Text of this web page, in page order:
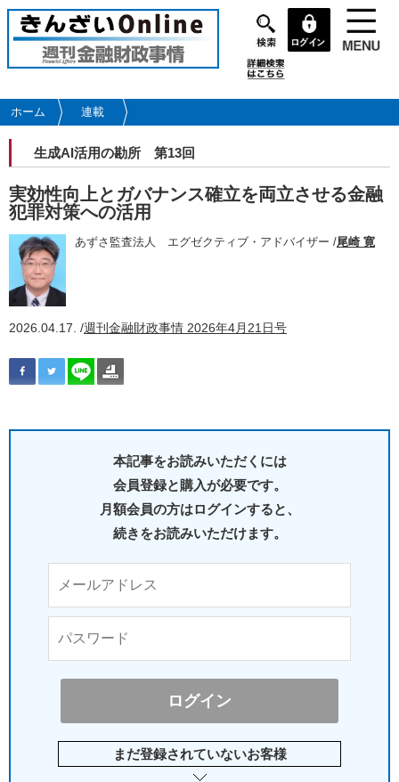
メ
イ
コ
ン
に
移
動
ホーム 連載
生成AI活用の勘所 第13回
実効性向上とガバナンス確立を両立させる金融
犯罪対策への活用
あずさ監査法人 エグゼクティブ・アドバイザー /尾崎 寛
2026.04.17. /週刊金融財政事情 2026年4月21日号
本記事をお読みいただくには
会員登録と購入が必要です。
月額会員の方はログインすると、
続きをお読みいただけます。
まだ登録されていないお客様